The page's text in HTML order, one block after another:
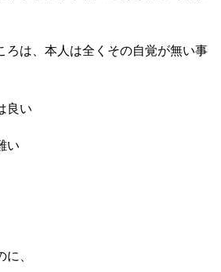
ろは、本人は全くその自覚が無い事
良い
い
、